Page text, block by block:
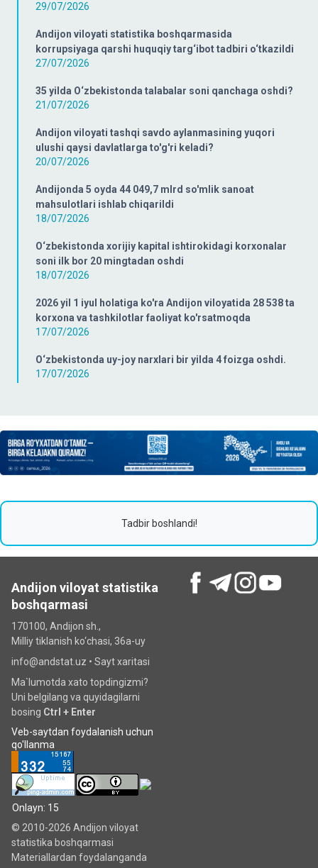
29/07/2026
Andijon viloyati statistika boshqarmasida
korrupsiyaga qarshi huquqiy targ‘ibot tadbiri o‘tkazildi
27/07/2026
35 yilda O‘zbekistonda talabalar soni qanchaga oshdi?
21/07/2026
Andijon viloyati tashqi savdo aylanmasining yuqori
ulushi qaysi davlatlarga to'g'ri keladi?
20/07/2026
Andijonda 5 oyda 44 049,7 mlrd so'mlik sanoat
mahsulotlari ishlab chiqarildi
18/07/2026
O‘zbekistonda xorijiy kapital ishtirokidagi korxonalar
soni ilk bor 20 mingtadan oshdi
18/07/2026
2026 yil 1 iyul holatiga ko'ra Andijon viloyatida 28 538 ta
korxona va tashkilotlar faoliyat ko'rsatmoqda
17/07/2026
O‘zbekistonda uy-joy narxlari bir yilda 4 foizga oshdi.
17/07/2026
Tadbir boshlandi!
Andijon viloyat statistika
boshqarmasi
170100, Andijon sh.,
Milliy tiklanish ko‘chаsi, 36a-uy
info@andstat.uz • Sayt xaritasi
Ma`lumotda xato topdingizmi?
Uni belgilang va quyidagilarni
bosing Ctrl + Enter
Veb-saytdan foydalanish uchun
qo'llanma
Onlayn: 15
© 2010-2026 Andijon viloyat
statistika boshqarmasi
Materiallardan foydalanganda